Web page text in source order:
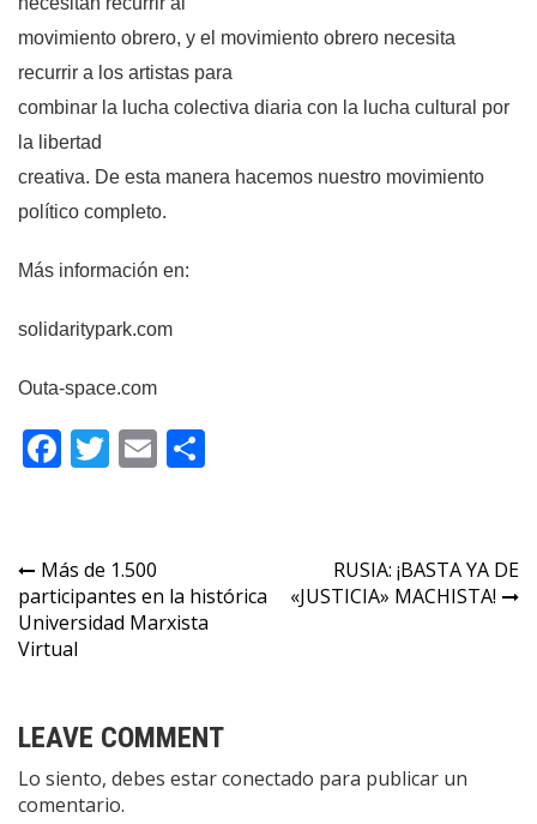
movimiento obrero, y el movimiento obrero necesita
recurrir a los artistas para
combinar la lucha colectiva diaria con la lucha cultural por
la libertad
creativa. De esta manera hacemos nuestro movimiento
político completo.
Más información en:
solidaritypark.com
Outa-space.com
Facebook
Twitter
Email
Navegación
de
entradas
Más de 1.500
participantes en la histórica
Universidad Marxista
Virtual
RUSIA: ¡BASTA YA DE
«JUSTICIA» MACHISTA!
LEAVE COMMENT
Lo siento, debes estarconectado para publicar un
comentario.